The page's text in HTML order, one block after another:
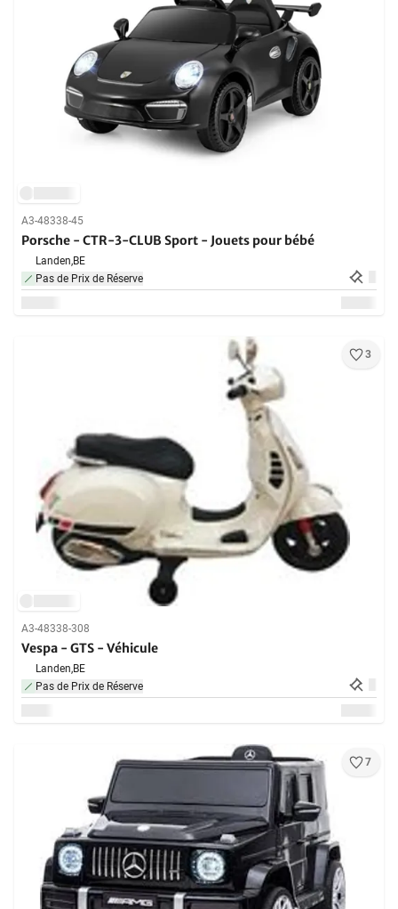
A3-48338-45
Porsche - CTR-3-CLUB Sport - Jouets pour bébé
Landen,BE
Pas de Prix de Réserve
3
A3-48338-308
Vespa - GTS - Véhicule
Landen,BE
Pas de Prix de Réserve
7